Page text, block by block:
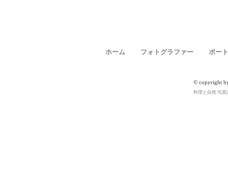
ホーム フォトグラファー ポー
© copyright
料理と自然 写真